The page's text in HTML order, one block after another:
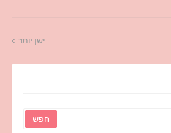
ישן יותר